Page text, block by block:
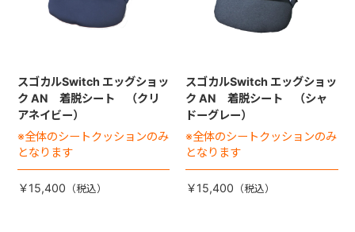
スゴカルSwitch エッグショッ
ク AN 着脱シート （クリ
アネイビー）
※全体のシートクッションのみ
となります
￥15,400
スゴカルSwitch エッグショッ
ク AN 着脱シート （シャ
ドーグレー）
※全体のシートクッションのみ
となります
￥15,400